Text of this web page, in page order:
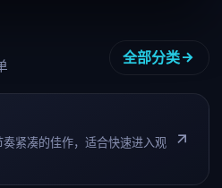
全部分类
紧凑的佳作，适合快速进入观